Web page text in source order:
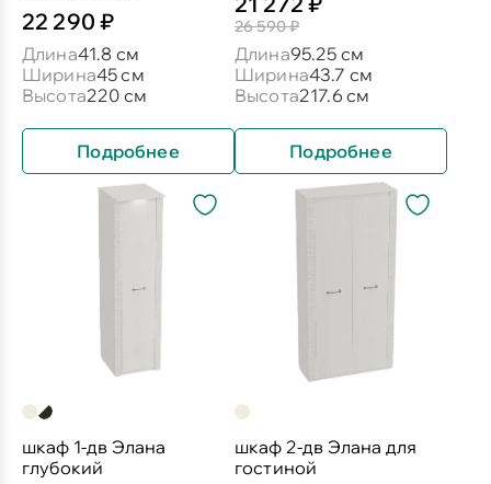
22 290 ₽
Длина41.8 см
Ширина45 см
Высота220 см
Подробнее
26 590 ₽
Длина95.25 см
Ширина43.7 см
Высота217.6 см
Подробнее
шкаф 1-дв Элана
глубокий
шкаф 2-дв Элана для
гостиной